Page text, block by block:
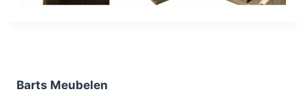
Barts Meubelen